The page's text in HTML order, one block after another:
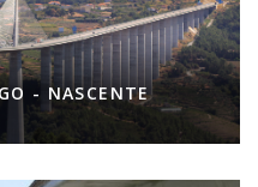
- NASCENTE